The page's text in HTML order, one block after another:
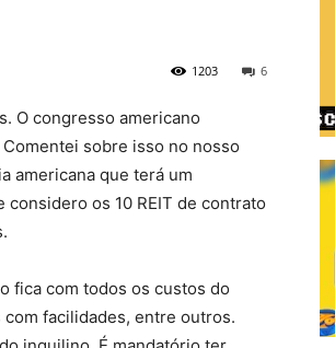
6
1203
O congresso americano
sobre isso no nosso
americana que terá um
os 10 REIT de contrato
fica com todos os custos do
facilidades, entre outros.